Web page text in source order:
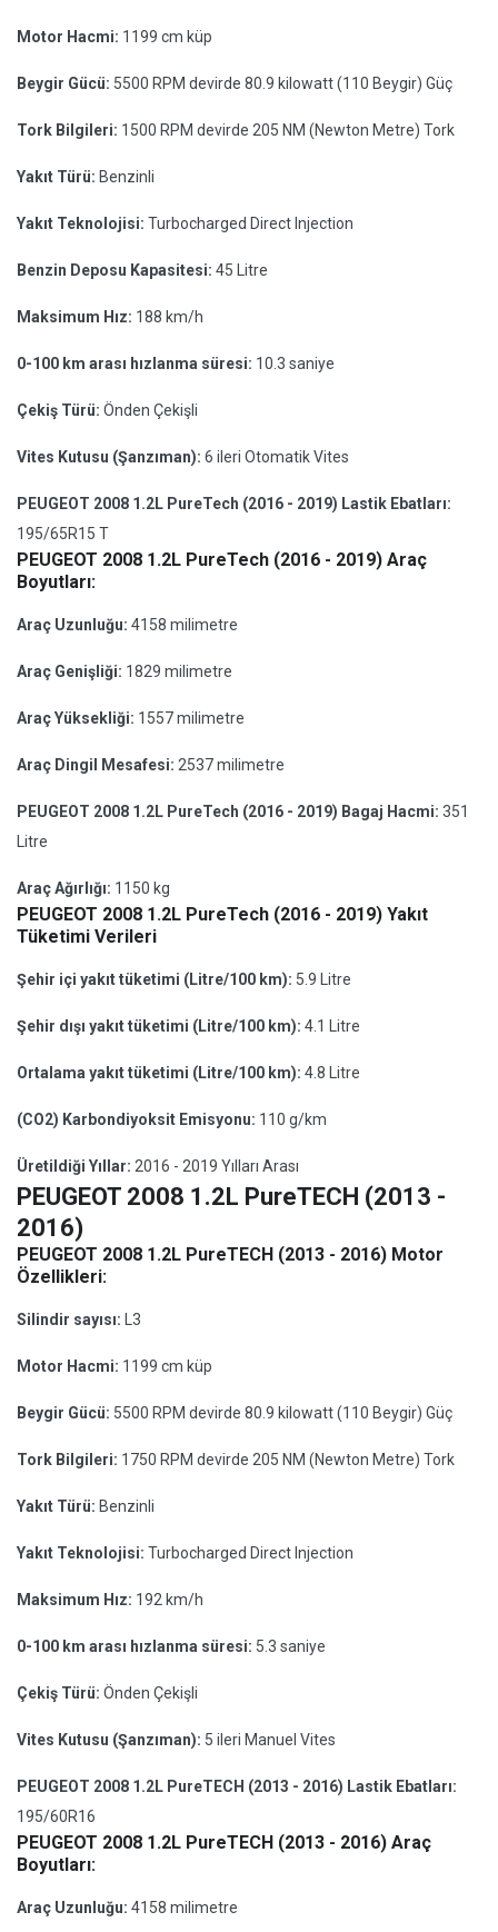
Motor Hacmi: 1199 cm küp
Beygir Gücü: 5500 RPM devirde 80.9 kilowatt (110 Beygir) Güç
Tork Bilgileri: 1500 RPM devirde 205 NM (Newton Metre) Tork
Yakıt Türü: Benzinli
Yakıt Teknolojisi: Turbocharged Direct Injection
Benzin Deposu Kapasitesi: 45 Litre
Maksimum Hız: 188 km/h
0-100 km arası hızlanma süresi: 10.3 saniye
Çekiş Türü: Önden Çekişli
Vites Kutusu (Şanzıman): 6 ileri Otomatik Vites
PEUGEOT 2008 1.2L PureTech (2016 - 2019) Lastik Ebatları:
195/65R15 T
PEUGEOT 2008 1.2L PureTech (2016 - 2019) Araç
Boyutları:
Araç Uzunluğu: 4158 milimetre
Araç Genişliği: 1829 milimetre
Araç Yüksekliği: 1557 milimetre
Araç Dingil Mesafesi: 2537 milimetre
PEUGEOT 2008 1.2L PureTech (2016 - 2019) Bagaj Hacmi: 351
Litre
Araç Ağırlığı: 1150 kg
PEUGEOT 2008 1.2L PureTech (2016 - 2019) Yakıt
Tüketimi Verileri
Şehir içi yakıt tüketimi (Litre/100 km): 5.9 Litre
Şehir dışı yakıt tüketimi (Litre/100 km): 4.1 Litre
Ortalama yakıt tüketimi (Litre/100 km): 4.8 Litre
(CO2) Karbondiyoksit Emisyonu: 110 g/km
Üretildiği Yıllar: 2016 - 2019 Yılları Arası
PEUGEOT 2008 1.2L PureTECH (2013 -
2016)
PEUGEOT 2008 1.2L PureTECH (2013 - 2016) Motor
Özellikleri:
Silindir sayısı: L3
Motor Hacmi: 1199 cm küp
Beygir Gücü: 5500 RPM devirde 80.9 kilowatt (110 Beygir) Güç
Tork Bilgileri: 1750 RPM devirde 205 NM (Newton Metre) Tork
Yakıt Türü: Benzinli
Yakıt Teknolojisi: Turbocharged Direct Injection
Maksimum Hız: 192 km/h
0-100 km arası hızlanma süresi: 5.3 saniye
Çekiş Türü: Önden Çekişli
Vites Kutusu (Şanzıman): 5 ileri Manuel Vites
PEUGEOT 2008 1.2L PureTECH (2013 - 2016) Lastik Ebatları:
195/60R16
PEUGEOT 2008 1.2L PureTECH (2013 - 2016) Araç
Boyutları:
Araç Uzunluğu: 4158 milimetre